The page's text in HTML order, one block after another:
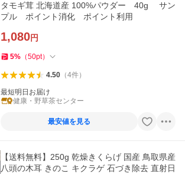
タモギ茸 北海道産 100%パウダー 40g サン
プル ポイント消化 ポイント利用
1,080円
5% （50pt）
4.50（4件）
最短明日お届け
健康・野草茶センター
最安値を見る
【送料無料】250g 乾燥きくらげ 国産 鳥取県産
八頭の木耳 きのこ キクラゲ 石づき除去 直射日